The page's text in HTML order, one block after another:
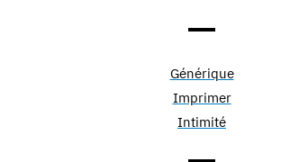
Générique
Imprimer
Intimité